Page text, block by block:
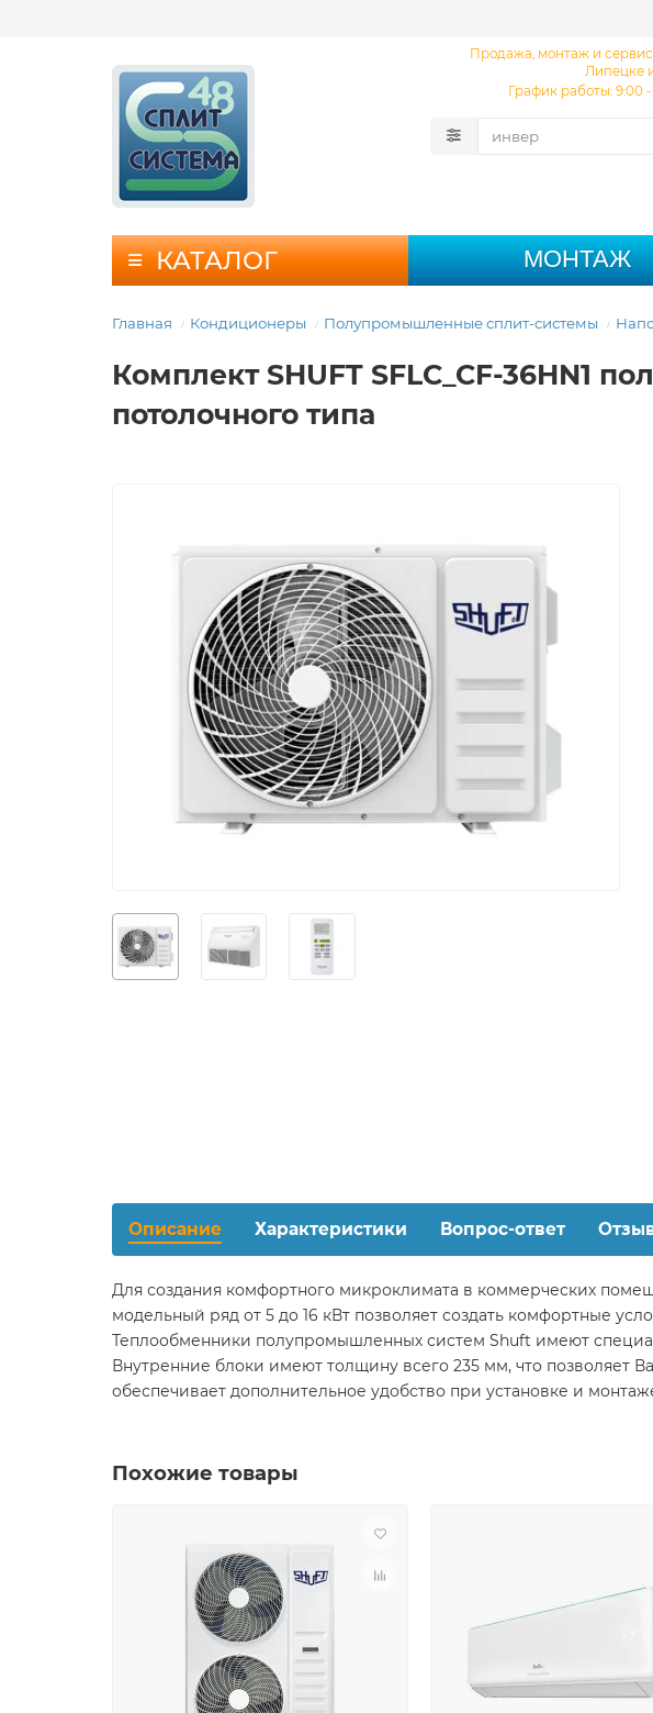
Продажа, монтаж и
Липецке
График работы: 9:00
КАТАЛОГ МОНТАЖ
Главная Кондиционеры Полупромышленные сплит-системы
Комплект SHUFT SFLC_CF-36HN1
потолочного типа
Описание Характеристики Вопрос-ответ
Для создания комфортного микроклимата в коммерческих
модельный ряд от 5 до 16 кВт позволяет создать комфортные
Теплообменники полупромышленных систем Shuft имеют
Внутренние блоки имеют толщину всего 235 мм, что позволяет
обеспечивает дополнительное удобство при установке и
Похожие товары